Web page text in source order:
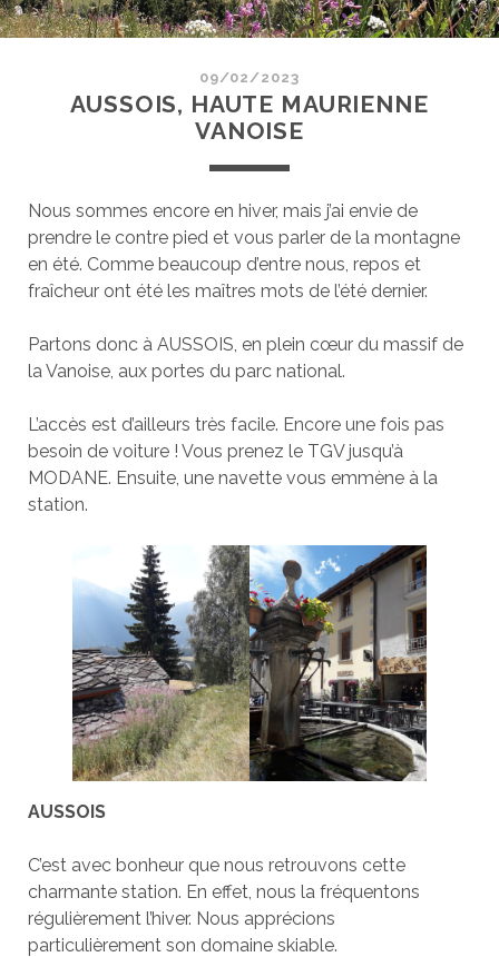
09/02/2023
AUSSOIS, HAUTE MAURIENNE
VANOISE
Nous sommes encore en hiver, mais j’ai envie de
prendre le contre pied et vous parler de la montagne
en été. Comme beaucoup d’entre nous, repos et
fraîcheur ont été les maîtres mots de l’été dernier.
Partons donc à AUSSOIS, en plein cœur du massif de
la Vanoise, aux portes du parc national.
L’accès est d’ailleurs très facile. Encore une fois pas
besoin de voiture ! Vous prenez le TGV jusqu’à
MODANE. Ensuite, une navette vous emmène à la
station.
AUSSOIS
C’est avec bonheur que nous retrouvons cette
charmante station. En effet, nous la fréquentons
régulièrement l’hiver. Nous apprécions
particulièrement son domaine skiable.